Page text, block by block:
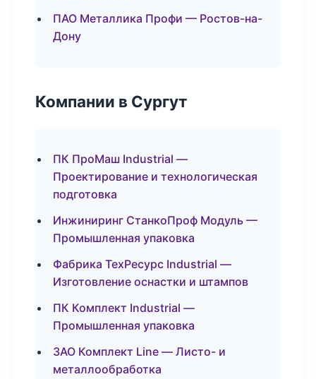
ПАО Металлика Профи — Ростов-на-
Дону
Компании в Сургут
ПК ПроМаш Industrial —
Проектирование и технологическая
подготовка
Инжиниринг СтанкоПроф Модуль —
Промышленная упаковка
Фабрика ТехРесурс Industrial —
Изготовление оснастки и штампов
ПК Комплект Industrial —
Промышленная упаковка
ЗАО Комплект Line — Листо- и
металлообработка